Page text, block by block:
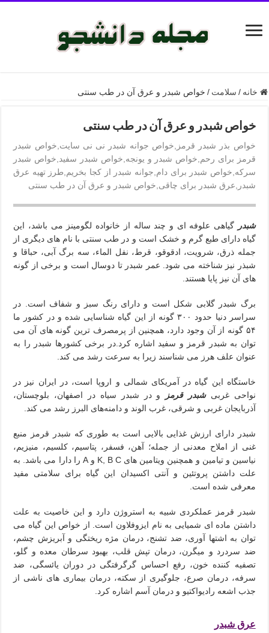
خانه / سلامت / خواص شبدر و عرق آن در طب سنتی
خواص شبدر و عرق آن در طب سنتی
خواص بذر شبدر قرمز,خواص جوانه شبدر نی نی سایت,خواص شبدر
قرمز برای رحم,خواص شبدر و یونجه,خواص شبدر سفید,خواص شبدر
سرکه,خواص شبدر برای دام,جوانه شبدر از کجا بخریم,طرز تهیه عرق
شبدر,عرق شبدر برای چاقی,خواص شبدر و عرق آن در طب سنتی
شبدر
گیاهی علوفه ای و چند ساله از خانواده لگومینز می باشد، این
گیاه دارای طبع گرم و خشک است و در طب سنتی با نام های دیگری از
جمله ذرق، شرویت، ادقوقو، قرط، نفل الماء، سه برگ آبی، حباقا و
شبذر نیز شناخته می شود. عمر شبدر تا دوسال است و برخی از گونه
های آن نیز پایا هستند.
برگ شبدر گلابی شکل است و دارای رنگ سبز و شفاف است. در
سراسر دنیا حدود ۳۰۰ گونه از این گیاه شناسایی شده و در کشور ما
۵۴ گونه از آن وجود دارد، همچنین از پرمصرف ترین گونه های آن می
توان به شبدر قرمز و سفید اشاره کرد.در برخی کشورها شبدر را به
عنوان علف هرز می شناسند زیرا به سرعت رشد می کند.
خاستگاه این گیاه در آمریکای شمالی و اروپا است، در ایران نیز در
نواحی غربی شبدر قرمز
و در شبدر سیاه در اصفهان، بلوچستان،
آذربایجان غربی و شرقی، غرب الوند و دامنه‌های البرز رشد می کند.
شبدر دارای ارزش غذایی بالایی است به طوری که شبدر قرمز منبع
غنی از املاح معدنی از جمله؛ آهن، فسفر، پتاسیم، کلسیم، منیزیم،
نیاسین و تیامین و همچنین ویتامین های K, B C و A را دارا می باشد. به
علت داشتن پروتئین و آنتی اکسیدان این گیاه برای سلامتی مفید
معرفی شده است.
شبدر قرمز عملکردی شبیه به استروژن دارد و این خاصیت به علت
داشتن ماده ای شمیایی به نام ایزوفلاون است. از خواص این گیاه می
توان به اشتها آوری، ضد تشنج، درمان مژه ریختگی و آبریزش چشم،
ضد سردرد و میگرن، درمان تپش قلب، بهبود سرطان معده و گلو،
تصفیه کننده خون، رفع احساس گرگرفتگی در دوران یائسگی، ضد
سرفه، درمان صرع، جلوگیری از سکته، درمان بیماری های ناشی از
جذب اشعه رادیواکتیو و درمان آسم اشاره کرد.
عرق شبدر